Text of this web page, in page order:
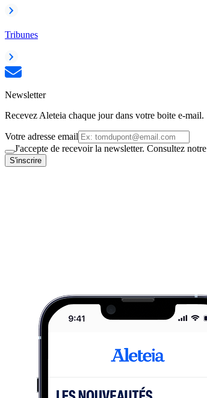
Tribunes
Newsletter
Recevez Aleteia chaque jour dans votre boite e-mail.
Votre adresse email
J'accepte de recevoir la newsletter. Consultez notre
S'inscrire